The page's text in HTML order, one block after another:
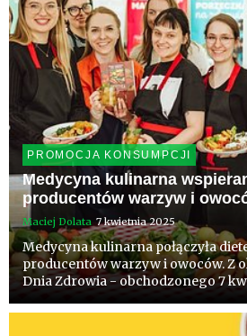
PROMOCJA KONSUMPCJI
Medycyna kulinarna
producentów warzyw i
Maciej Dolata 7 kwietnia 2025
Medycyna kulinarna połączyła
producentów warzyw i owoców. Z
Dnia Zdrowia - obchodzonego 7
naukę o żywieniu, medycynę,